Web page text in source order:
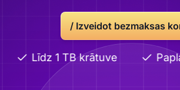
/ Izveidot bezmaksas
Līdz 1 TB krātuve